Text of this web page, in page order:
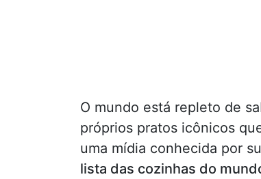
O mundo está repleto de
próprios pratos icônicos
uma mídia conhecida por
lista das cozinhas do